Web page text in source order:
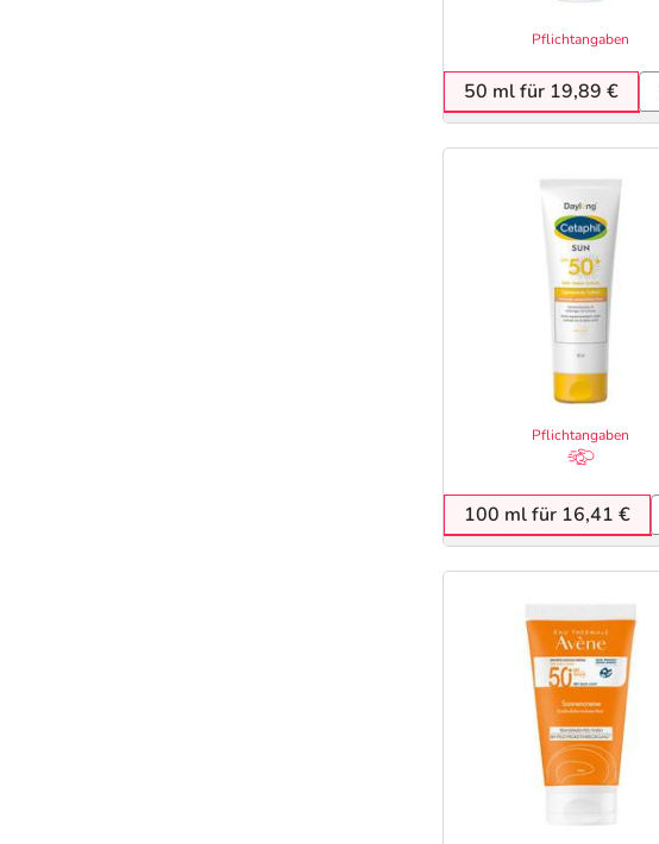
Pflichtangaben
50 ml für 19,89 €
Pflichtangaben
100 ml für 16,41 €